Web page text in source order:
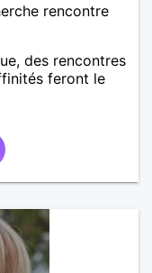
rencontre
des rencontres
feront le